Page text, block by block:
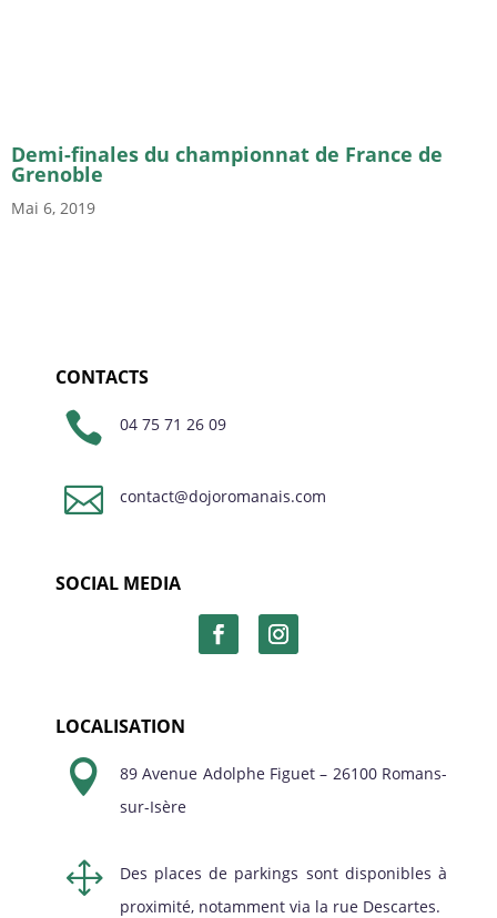
Demi-finales du championnat de France de
Grenoble
Mai 6, 2019
CONTACTS
 04 75 71 26 09
 contact@dojoromanais.com
SOCIAL MEDIA
LOCALISATION

89 Avenue Adolphe Figuet – 26100 Romans-
sur-Isère
1
Des places de parkings sont disponibles à
proximité, notamment via la rue Descartes.